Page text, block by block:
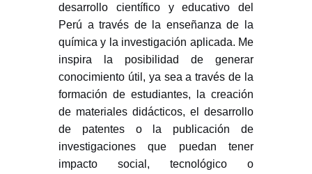
desarrollo científico y educativo del
Perú a través de la enseñanza de la
química y la investigación aplicada. Me
inspira la posibilidad de generar
conocimiento útil, ya sea a través de la
formación de estudiantes, la creación
de materiales didácticos, el desarrollo
de patentes o la publicación de
investigaciones que puedan tener
impacto social, tecnológico o